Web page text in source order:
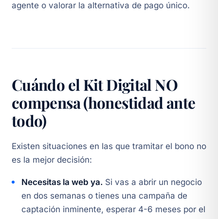
agente o valorar la alternativa de pago único.
Cuándo el Kit Digital NO
compensa (honestidad ante
todo)
Existen situaciones en las que tramitar el bono no
es la mejor decisión:
Necesitas la web ya. Si vas a abrir un negocio
en dos semanas o tienes una campaña de
captación inminente, esperar 4-6 meses por el